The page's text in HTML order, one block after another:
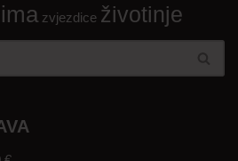
zvjezdice životinje